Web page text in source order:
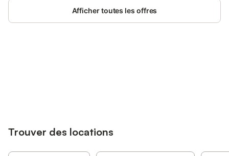
Afficher toutes les offres
Trouver des locations